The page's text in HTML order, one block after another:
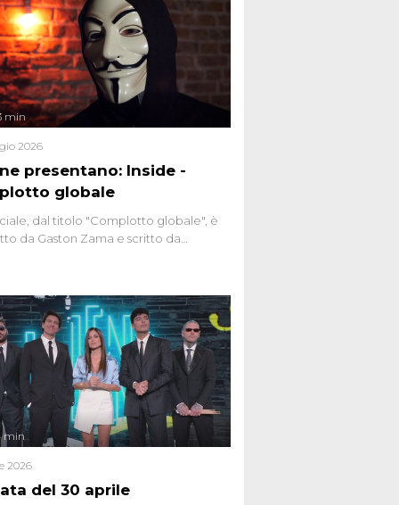
presentano: Inside -
globale
min
2026
dal titolo "Complotto globale", è
da Gaston Zama e scritto da
racconta l'universo delle narrazioni
dei sospetti globali e del
che negli ultimi anni hanno
network, talk show, piazze digitali
collettivo.
del 30 aprile
min
2026